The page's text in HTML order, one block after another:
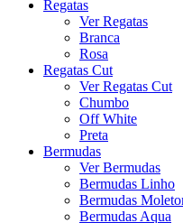
Regatas
Ver Regatas
Branca
Rosa
Regatas Cut
Ver Regatas Cut
Chumbo
Off White
Preta
Bermudas
Ver Bermudas
Bermudas Linho
Bermudas
Bermudas Aqua